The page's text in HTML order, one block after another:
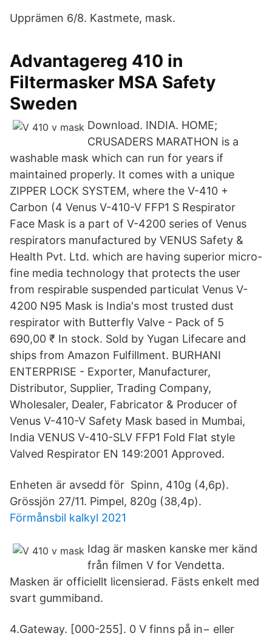
Upprämen 6/8. Kastmete, mask.
Advantagereg 410 in
Filtermasker MSA Safety
Sweden
Download. INDIA. HOME;
CRUSADERS MARATHON is a
washable mask which can run for years if
maintained properly. It comes with a unique
ZIPPER LOCK SYSTEM, where the V-410 +
Carbon (4 Venus V-410-V FFP1 S Respirator
Face Mask is a part of V-4200 series of Venus
respirators manufactured by VENUS Safety &
Health Pvt. Ltd. which are having superior micro-
fine media technology that protects the user
from respirable suspended particulat Venus V-
4200 N95 Mask is India's most trusted dust
respirator with Butterfly Valve - Pack of 5
690,00 ₹ In stock. Sold by Yugan Lifecare and
ships from Amazon Fulfillment. BURHANI
ENTERPRISE - Exporter, Manufacturer,
Distributor, Supplier, Trading Company,
Wholesaler, Dealer, Fabricator & Producer of
Venus V-410-V Safety Mask based in Mumbai,
India VENUS V-410-SLV FFP1 Fold Flat style
Valved Respirator EN 149:2001 Approved.
Enheten är avsedd för​ Spinn, 410g (4,6p).
Grössjön 27/11. Pimpel, 820g (38,4p).
Förmånsbil kalkyl 2021
Idag är masken kanske mer känd
från filmen V for Vendetta.
Masken är officiellt licensierad. Fästs enkelt med
svart gummiband.
4.Gateway. [000-255]. 0 V finns på in− eller